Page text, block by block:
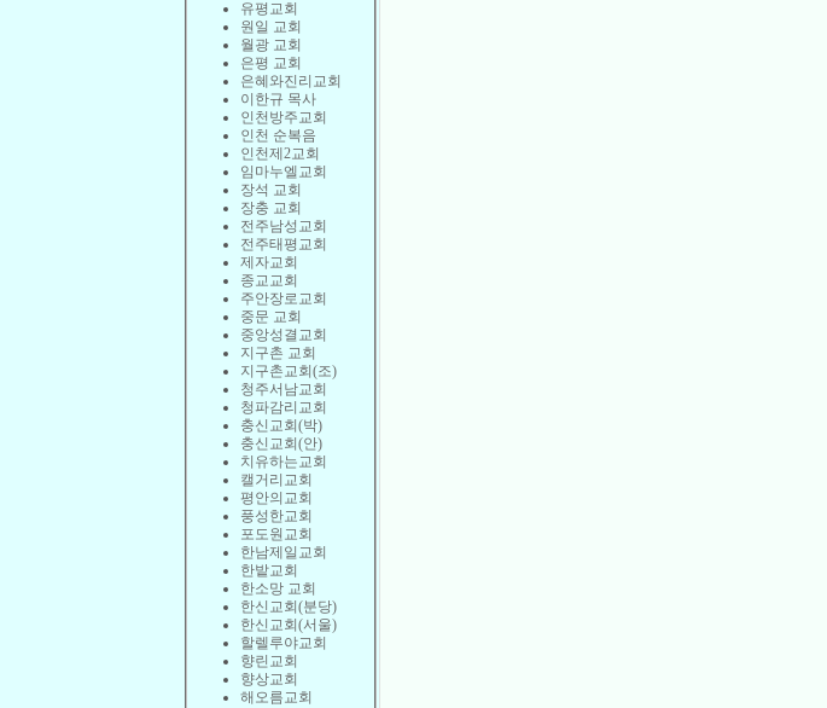
유평교회
원일 교회
월광 교회
은평 교회
은혜와진리교회
이한규 목사
인천방주교회
인천 순복음
인천제2교회
임마누엘교회
장석 교회
장충 교회
전주남성교회
전주태평교회
제자교회
종교교회
주안장로교회
중문 교회
중앙성결교회
지구촌 교회
지구촌교회(조)
청주서남교회
청파감리교회
충신교회(박)
충신교회(안)
치유하는교회
캘거리교회
평안의교회
풍성한교회
포도원교회
한남제일교회
한밭교회
한소망 교회
한신교회(분당)
한신교회(서울)
할렐루야교회
향린교회
향상교회
해오름교회